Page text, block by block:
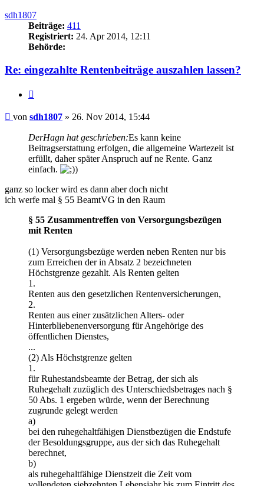
sdh1807
Beiträge: 411
Registriert: 24. Apr 2014, 12:11
Behörde:
Re: eingezahlte Rentenbeiträge auszahlen lassen?
Beitrag
von sdh1807 » 26. Nov 2014, 15:44
DerHagn hat geschrieben:Es kann keine
Beitragserstattung erfolgen, die allgemeine Wartezeit ist
erfüllt, daher später Anspruch auf ne Rente. Ganz
einfach.
)
ganz so locker wird es dann aber doch nicht
ich werfe mal § 55 BeamtVG in den Raum
§ 55 Zusammentreffen von Versorgungsbezügen
mit Renten
(1) Versorgungsbezüge werden neben Renten nur bis
zum Erreichen der in Absatz 2 bezeichneten
Höchstgrenze gezahlt. Als Renten gelten
1.
Renten aus den gesetzlichen Rentenversicherungen,
2.
Renten aus einer zusätzlichen Alters- oder
Hinterbliebenenversorgung für Angehörige des
öffentlichen Dienstes,
...
(2) Als Höchstgrenze gelten
1.
für Ruhestandsbeamte der Betrag, der sich als
Ruhegehalt zuzüglich des Unterschiedsbetrages nach §
50 Abs. 1 ergeben würde, wenn der Berechnung
zugrunde gelegt werden
a)
bei den ruhegehaltfähigen Dienstbezügen die Endstufe
der Besoldungsgruppe, aus der sich das Ruhegehalt
berechnet,
b)
als ruhegehaltfähige Dienstzeit die Zeit vom